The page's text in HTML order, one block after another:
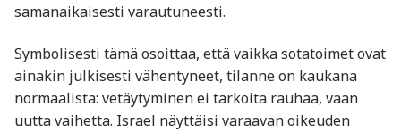
samanaikaisesti varautuneesti.
Symbolisesti tämä osoittaa, että vaikka sotatoimet ovat
ainakin julkisesti vähentyneet, tilanne on kaukana
normaalista: vetäytyminen ei tarkoita rauhaa, vaan
uutta vaihetta. Israel näyttäisi varaavan oikeuden